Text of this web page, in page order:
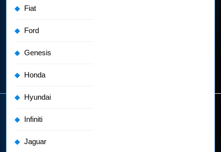
Fiat
Ford
Genesis
Honda
Hyundai
Infiniti
Jaguar